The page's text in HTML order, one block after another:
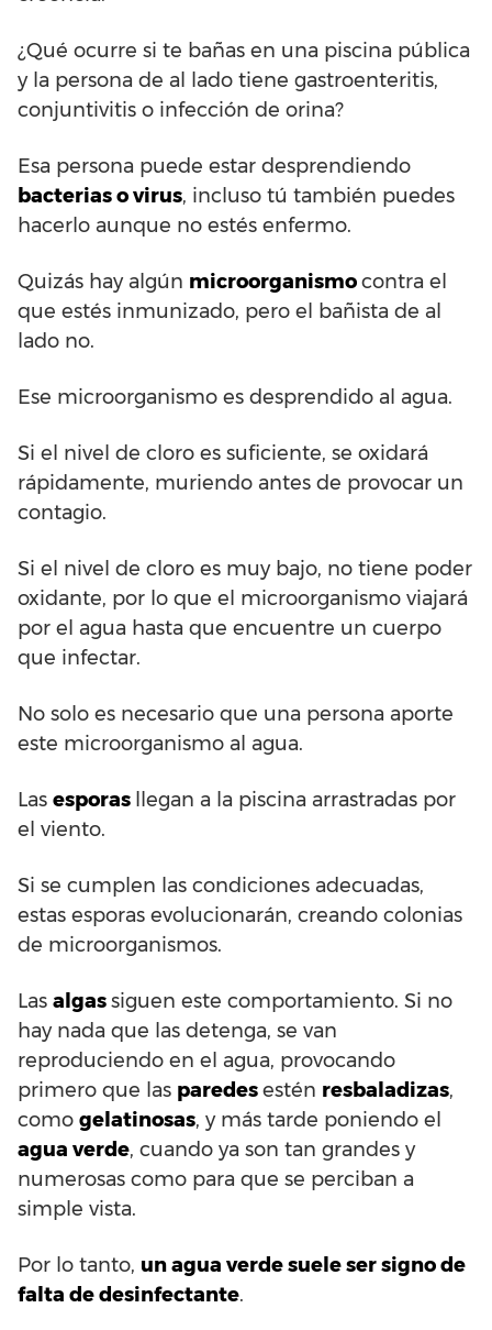
¿Qué ocurre si te bañas en una piscina pública
y la persona de al lado tiene gastroenteritis,
conjuntivitis o infección de orina?
Esa persona puede estar desprendiendo
bacterias o virus, incluso tú también puedes
hacerlo aunque no estés enfermo.
Quizás hay algún microorganismocontra el
que estés inmunizado, pero el bañista de al
lado no.
Ese microorganismo es desprendido al agua.
Si el nivel de cloro es suficiente, se oxidará
rápidamente, muriendo antes de provocar un
contagio.
Si el nivel de cloro es muy bajo, no tiene poder
oxidante, por lo que el microorganismo viajará
por el agua hasta que encuentre un cuerpo
que infectar.
No solo es necesario que una persona aporte
este microorganismo al agua.
Las esporas
llegan a la piscina arrastradas por
el viento.
Si se cumplen las condiciones adecuadas,
estas esporas evolucionarán, creando colonias
de microorganismos.
Las algassiguen este comportamiento. Si no
hay nada que las detenga, se van
reproduciendo en el agua, provocando
primero que las paredesestén resbaladizas,
como gelatinosas, y más tarde poniendo el
agua verde, cuando ya son tan grandes y
numerosas como para que se perciban a
simple vista.
Por lo tanto, un agua verde suele ser signo de
falta de desinfectante.